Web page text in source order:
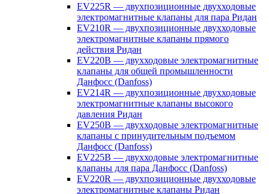
EV225R — двухпозиционные двухходовые
электромагнитные клапаны для пара Ридан
EV210R — двухпозиционные двухходовые
электромагнитные клапаны прямого
действия Ридан
EV220B — двухходовые электромагнитные
клапаны для общей промышленности
Данфосс (Danfoss)
EV214R — двухпозиционные двухходовые
электромагнитные клапаны высокого
давления Ридан
EV250B — двухходовые электромагнитные
клапаны с принудительным подъемом
Данфосс (Danfoss)
EV225B — двухходовые электромагнитные
клапаны для пара Данфосс (Danfoss)
EV220R — двухпозиционные двухходовые
электромагнитные клапаны Ридан